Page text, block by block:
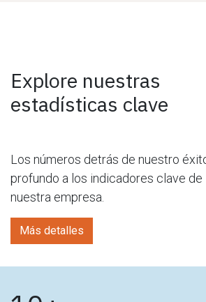
Explore nuestras
estadísticas clave
Los números detrás de nuestro
profundo a los indicadores clave
nuestra empresa.
Más detalles